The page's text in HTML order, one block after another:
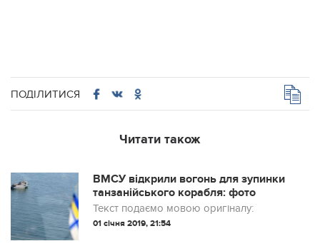
ПОДІЛИТИСЯ
Читати також
ВМСУ відкрили вогонь для зупинки
танзанійського корабля: фото
Текст подаємо мовою оригіналу:
01 січня 2019, 21:54